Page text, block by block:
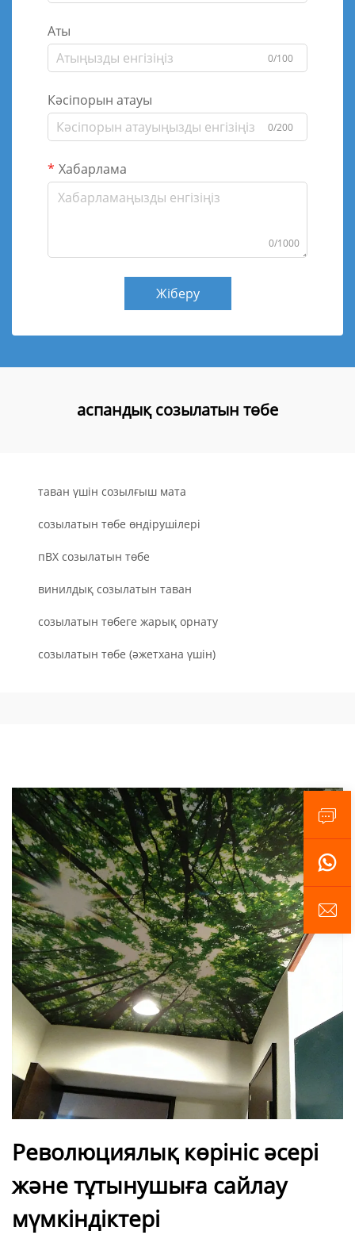
Аты
0/100
Кәсіпорын атауы
0/200
Хабарлама
0/1000
Жіберу
аспандық созылатын төбе
таван үшін созылғыш мата
созылатын төбе өндірушілері
пВХ созылатын төбе
винилдық созылатын таван
созылатын төбеге жарық орнату
созылатын төбе (әжетхана үшін)
Революциялық көрініс әсері
және тұтынушыға сайлау
мүмкіндіктері